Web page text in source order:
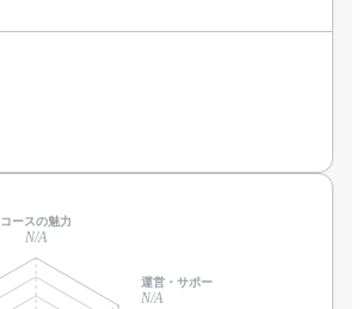
コースの魅力
N/A
運営・サポート
N/A